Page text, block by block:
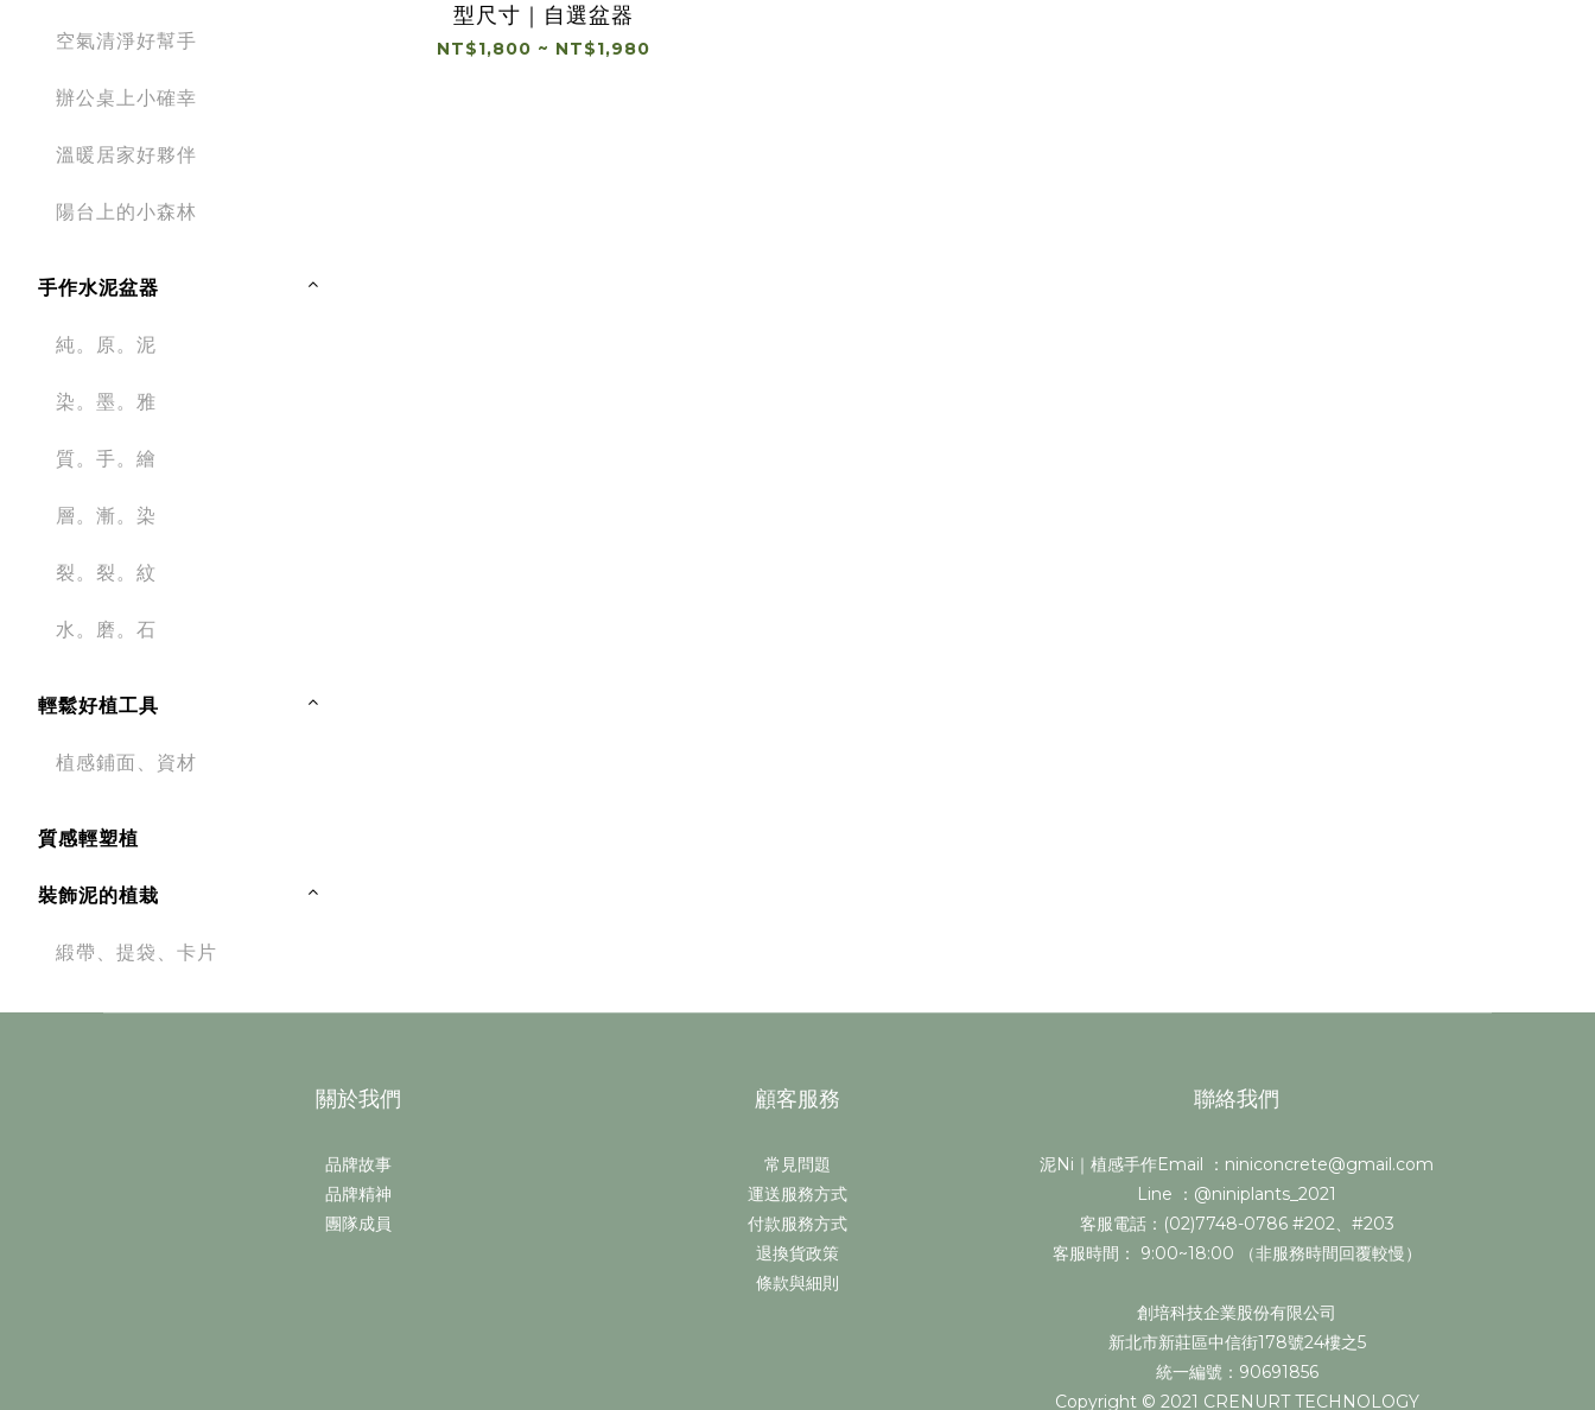
空氣清淨好幫手
辦公桌上小確幸
溫暖居家好夥伴
陽台上的小森林
手作水泥盆器
純。原。泥
染。墨。雅
質。手。繪
層。漸。染
裂。裂。紋
水。磨。石
輕鬆好植工具
植感鋪面、資材
質感輕塑植
裝飾泥的植栽
緞帶、提袋、卡片
型尺寸｜自選盆器
NT$1,800 ~ NT$1,980
關於我們
品牌故事
品牌精神
團隊成員
顧客服務
常見問題
運送服務方式
付款服務方式
退換貨政策
條款與細則
聯絡我們
泥Ni｜植感手作Email ：niniconcrete@gmail.com
Line ：@niniplants_2021
客服電話：(02)7748-0786 #202、#203
客服時間： 9:00~18:00 （非服務時間回覆較慢）
創培科技企業股份有限公司
新北市新莊區中信街178號24樓之5
統一編號：90691856
Copyright © 2021 CRENURT TECHNOLOGY